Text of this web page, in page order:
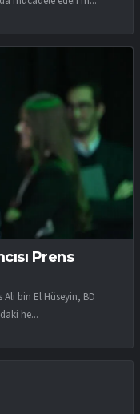
Prens
Ali bin El Hüseyin, BD
he...